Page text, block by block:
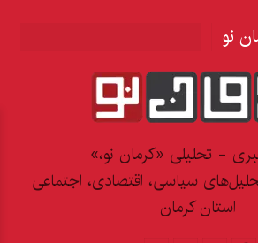
نو
- تحلیلی «کرمان نو،»
سیاسی، اقتصادی، اجتماعی
استان کرمان